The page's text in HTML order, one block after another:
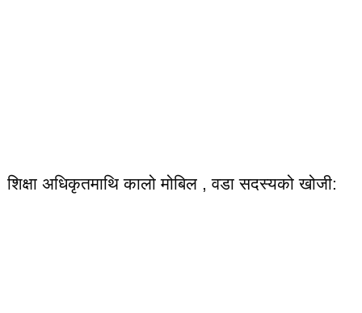
शिक्षा अधिकृतमाथि कालो मोबिल , वडा सदस्यको खोजी: